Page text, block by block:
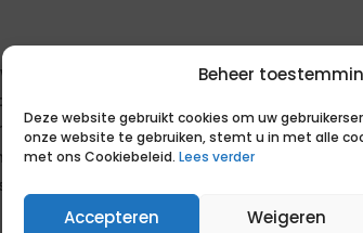
Beheer
Deze website gebruikt cookies om uw
onze website te gebruiken, stemt u in met alle
met ons Cookiebeleid. Lees verder
Accepteren Weigeren
en bezoekers waarbij je
van gemeente Zeist
jij met je collega’s mogelijk ook aan
gemeente Zeist. Zo geeft je input
in Zeist.